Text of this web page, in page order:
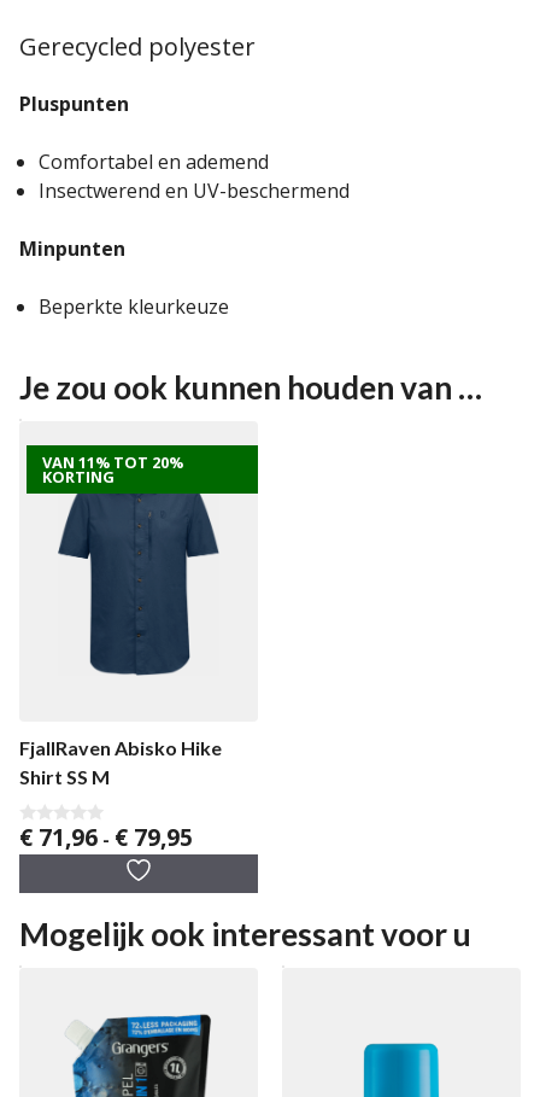
Gerecycled polyester
Pluspunten
Comfortabel en ademend
Insectwerend en UV-beschermend
Minpunten
Beperkte kleurkeuze
Je zou ook kunnen houden van …
VAN 11% TOT 20%
KORTING
FjallRaven Abisko Hike
Shirt SS M
0
v
5
€ 71,96 - € 79,95
€ 71,96
Mogelijk ook interessant voor u